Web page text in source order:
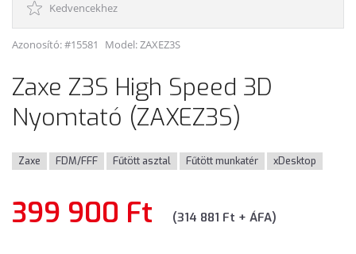
Kedvencekhez
Azonosító: #15581 Model:ZAXEZ3S
Zaxe Z3S High Speed 3D
Nyomtató (ZAXEZ3S)
Zaxe FDM/FFF Fűtött asztal Fűtött munkatér xDesktop
399 900 Ft (314 881 Ft + ÁFA)